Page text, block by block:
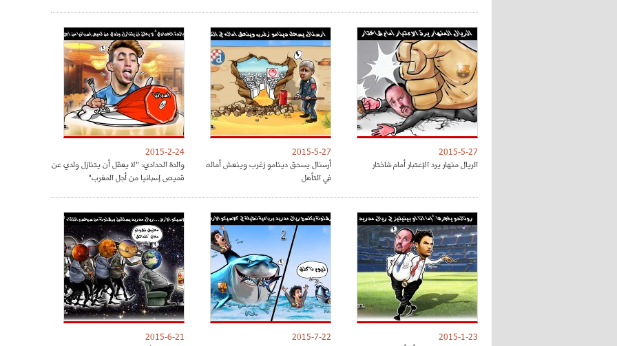
2015-5-27
الريال منهار يرد الإعتبار أمام شاختار
2015-5-27
أرسنال يسحق دينامو زغرب وينعش أماله
في التأهل
2015-2-24
والدة الحدادي: "لا يعقل أن يتنازل ولدي عن
قميص إسبانيا من أجل المغرب"
2015-1-23
2015-7-22
2015-6-21